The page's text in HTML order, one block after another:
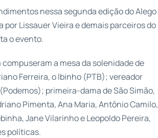
nessa segunda edição do Alego
Lissauer Vieira e demais parceiros do
o evento.
a mesa da solenidade de
Ferreira, o Ibinho (PTB); vereador
primeira-dama de São Simão,
Pimenta, Ana Maria, Antônio Camilo,
Jane Vilarinho e Leopoldo Pereira,
políticas.